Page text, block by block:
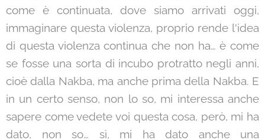
come è continuata, dove siamo arrivati oggi,
immaginare questa violenza, proprio rende l'idea
di questa violenza continua che non ha… è come
se fosse una sorta di incubo protratto negli anni,
cioè dalla Nakba, ma anche prima della Nakba. E
in un certo senso, non lo so, mi interessa anche
sapere come vedete voi questa cosa, però, mi ha
dato, non so… sì, mi ha dato anche una